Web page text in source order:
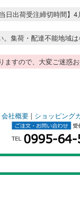
日出荷受注締切時間】
集荷・配達不能地域
すので、大変ご迷惑
会社概要 | ショッピング